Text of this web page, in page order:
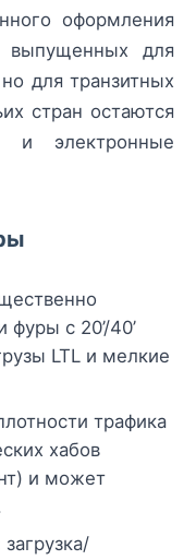
оформления
выпущенных для
для транзитных
стран остаются
и электронные
с 20’/40’
LTL и мелкие
трафика
хабов
и может